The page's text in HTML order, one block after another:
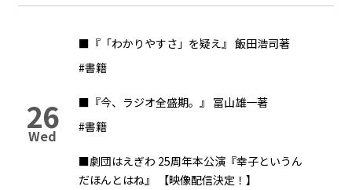
26
Wed
■『「わかりやすさ」を疑え』 飯田浩司著
#書籍
■『今、ラジオ全盛期。』 冨山雄一著
#書籍
■劇団はえぎわ 25周年本公演『幸子というん
だほんとはね』 【映像配信決定！】